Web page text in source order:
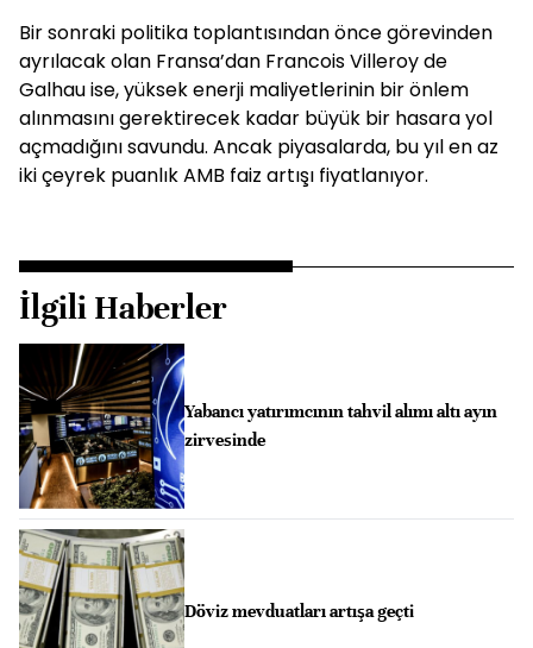
Bir sonraki politika toplantısından önce görevinden
ayrılacak olan Fransa’dan Francois Villeroy de
Galhau ise, yüksek enerji maliyetlerinin bir önlem
alınmasını gerektirecek kadar büyük bir hasara yol
açmadığını savundu. Ancak piyasalarda, bu yıl en az
iki çeyrek puanlık AMB faiz artışı fiyatlanıyor.
İlgili Haberler
Yabancı yatırımcının tahvil alımı altı ayın
zirvesinde
Döviz mevduatları artışa geçti